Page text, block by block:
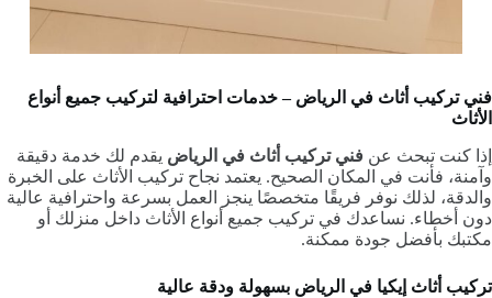
فني تركيب أثاث في الرياض – خدمات احترافية لتركيب جميع أنواع
الأثاث
إذا كنت تبحث عن فني تركيب أثاث في الرياض يقدم لك خدمة دقيقة
وآمنة، فأنت في المكان الصحيح. يعتمد نجاح تركيب الأثاث على الخبرة
والدقة، لذلك نوفر فريقًا متخصصًا ينجز العمل بسرعة واحترافية عالية
دون أخطاء. نساعدك في تركيب جميع أنواع الأثاث داخل منزلك أو
مكتبك بأفضل جودة ممكنة.
تركيب أثاث إيكيا في الرياض بسهولة ودقة عالية